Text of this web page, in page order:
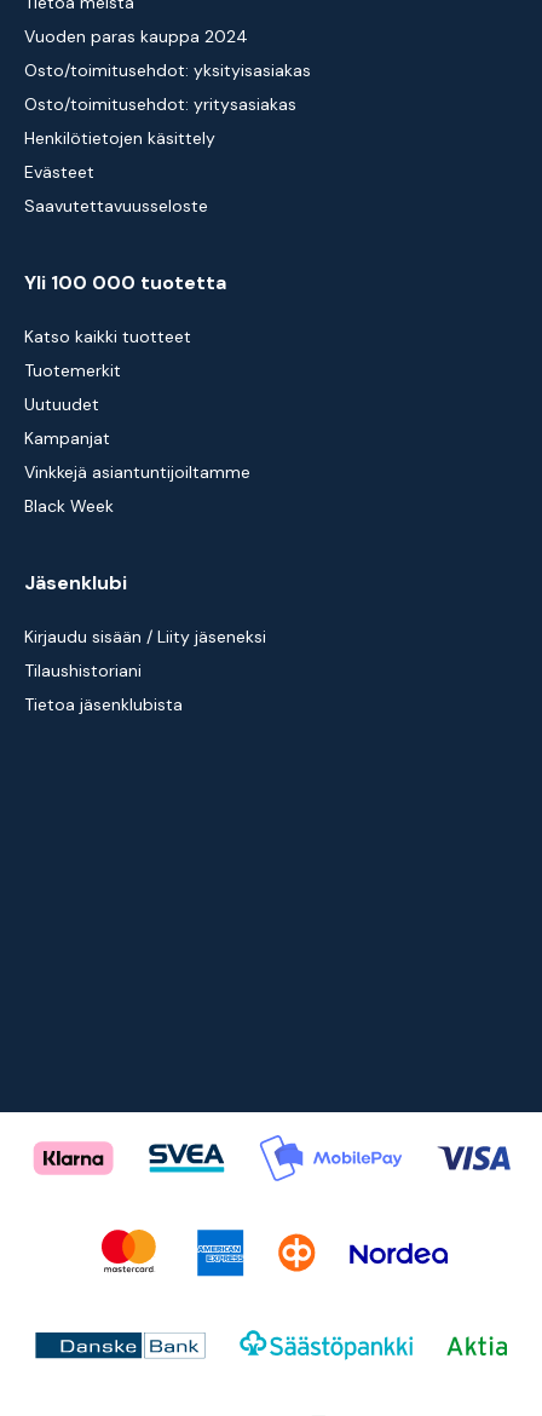
Vuoden paras kauppa 2024
Osto/toimitusehdot: yksityisasiakas
Osto/toimitusehdot: yritysasiakas
Henkilötietojen käsittely
Evästeet
Saavutettavuusseloste
Yli 100 000 tuotetta
Katso kaikki tuotteet
Tuotemerkit
Uutuudet
Kampanjat
Vinkkejä asiantuntijoiltamme
Black Week
Jäsenklubi
Kirjaudu sisään / Liity jäseneksi
Tilaushistoriani
Tietoa jäsenklubista